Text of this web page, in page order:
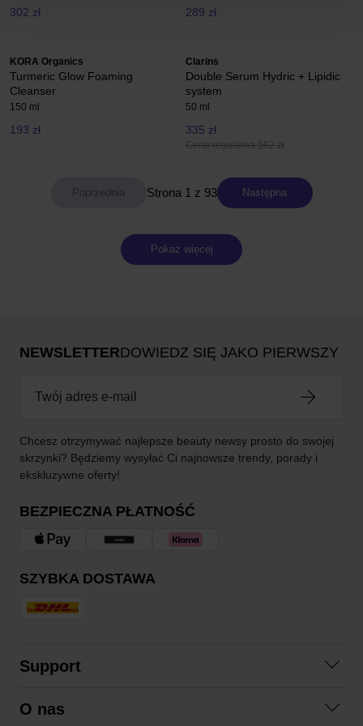
302 zł 289 zł
KORA Organics
Turmeric Glow Foaming
Cleanser
150 ml
193 zł
Clarins
Double Serum Hydric + Lipidic
system
50 ml
335 zł
Cena regularna 562 zł
Strona 1 z 93 Następna
Pokaż więcej
NEWSLETTERDOWIEDZ SIĘ JAKO PIERWSZY
Chcesz otrzymywać najlepsze beauty newsy prosto do swojej
skrzynki? Będziemy wysyłać Ci najnowsze trendy, porady i
ekskluzywne oferty!
BEZPIECZNA PŁATNOŚĆ
SZYBKA DOSTAWA
Support
O nas